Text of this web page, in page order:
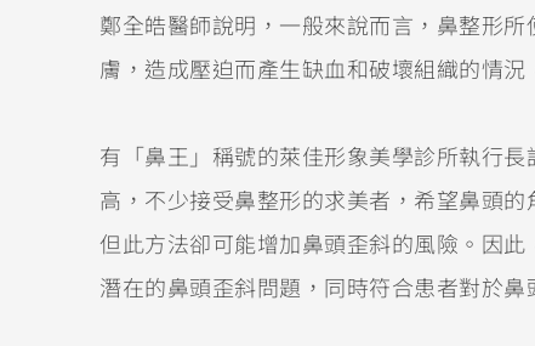
鄭全皓醫師說明，一般來說而言，鼻整形
膚，造成壓迫而產生缺血和破壞組織的情
有「鼻王」稱號的萊佳形象美學診所執行
高，不少接受鼻整形的求美者，希望鼻頭
但此方法卻可能增加鼻頭歪斜的風險。因
潛在的鼻頭歪斜問題，同時符合患者對於鼻